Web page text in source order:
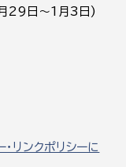
月29日～1月3日)
リンクポリシーに